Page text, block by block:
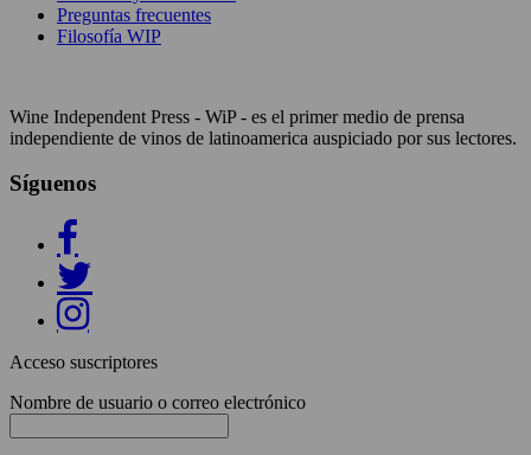
Preguntas frecuentes
Filosofía WIP
Wine Independent Press - WiP - es el primer medio de prensa
independiente de vinos de latinoamerica auspiciado por sus lectores.
Síguenos
Acceso suscriptores
Nombre de usuario o correo electrónico